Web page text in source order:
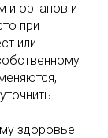
и органов и
при
или
здоровье –